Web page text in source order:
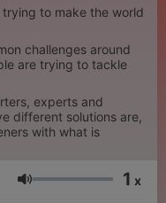
to make the world
challenges around
are trying to tackle
experts and
different solutions are,
with what is
Głośność 1 x